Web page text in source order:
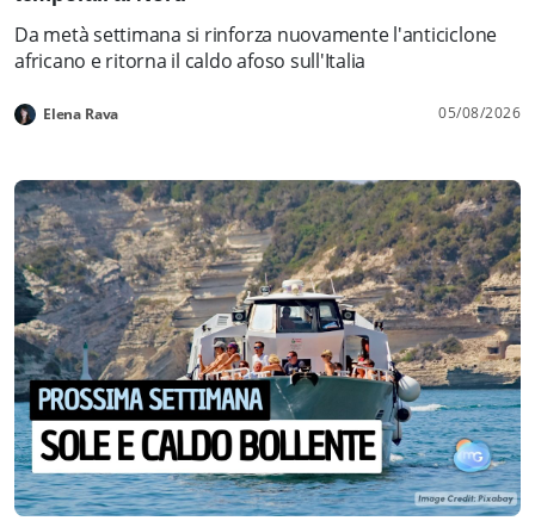
Da metà settimana si rinforza nuovamente l'anticiclone
africano e ritorna il caldo afoso sull'Italia
Elena Rava 05/08/2026